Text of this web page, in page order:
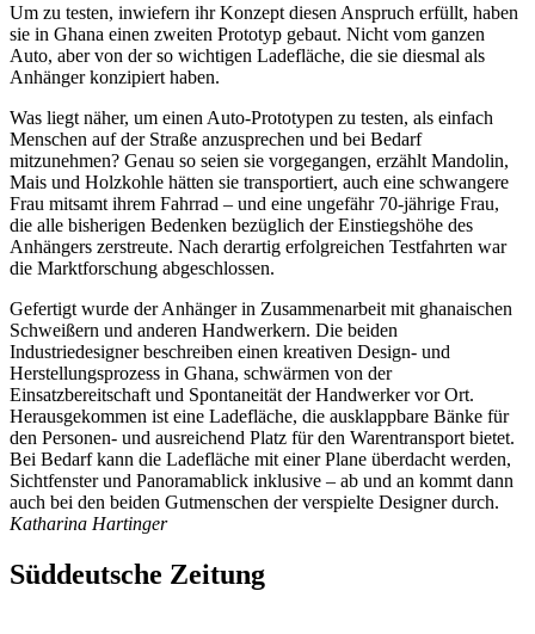
Um zu testen, inwiefern ihr Konzept diesen Anspruch erfüllt, haben
sie in Ghana einen zweiten Prototyp gebaut. Nicht vom ganzen
Auto, aber von der so wichtigen Ladefläche, die sie diesmal als
Anhänger konzipiert haben.
Was liegt näher, um einen Auto-Prototypen zu testen, als einfach
Menschen auf der Straße anzusprechen und bei Bedarf
mitzunehmen? Genau so seien sie vorgegangen, erzählt Mandolin,
Mais und Holzkohle hätten sie transportiert, auch eine schwangere
Frau mitsamt ihrem Fahrrad – und eine ungefähr 70-jährige Frau,
die alle bisherigen Bedenken bezüglich der Einstiegshöhe des
Anhängers zerstreute. Nach derartig erfolgreichen Testfahrten war
die Marktforschung abgeschlossen.
Gefertigt wurde der Anhänger in Zusammenarbeit mit ghanaischen
Schweißern und anderen Handwerkern. Die beiden
Industriedesigner beschreiben einen kreativen Design- und
Herstellungsprozess in Ghana, schwärmen von der
Einsatzbereitschaft und Spontaneität der Handwerker vor Ort.
Herausgekommen ist eine Ladefläche, die ausklappbare Bänke für
den Personen- und ausreichend Platz für den Warentransport bietet.
Bei Bedarf kann die Ladefläche mit einer Plane überdacht werden,
Sichtfenster und Panoramablick inklusive – ab und an kommt dann
auch bei den beiden Gutmenschen der verspielte Designer durch.
Katharina Hartinger
Süddeutsche Zeitung